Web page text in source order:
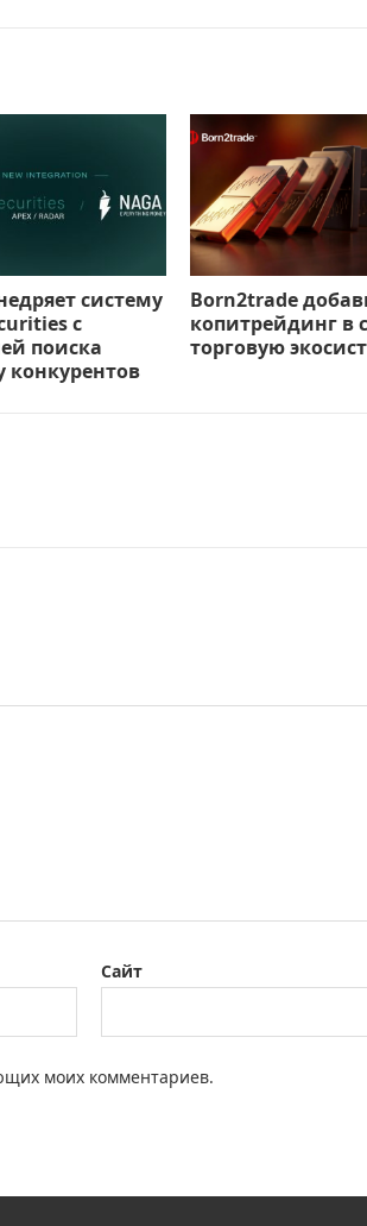
систему
с
поиска
конкурентов
Born2trade
копитрейдинг в
торговую
Сайт
моих комментариев.